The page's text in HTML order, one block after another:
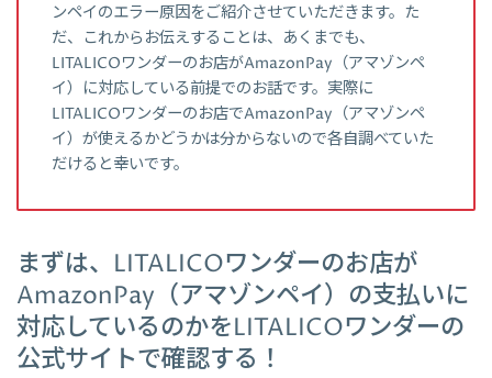
ンペイのエラー原因をご紹介させていただきます。た
だ、これからお伝えすることは、あくまでも、
LITALICOワンダーのお店がAmazonPay（アマゾンペ
イ）に対応している前提でのお話です。実際に
LITALICOワンダーのお店でAmazonPay（アマゾンペ
イ）が使えるかどうかは分からないので各自調べていた
だけると幸いです。
まずは、LITALICOワンダーのお店が
AmazonPay（アマゾンペイ）の支払いに
対応しているのかをLITALICOワンダーの
公式サイトで確認する！